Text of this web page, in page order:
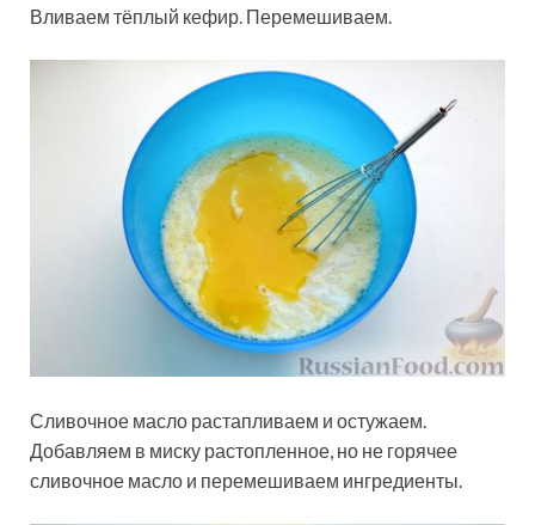
Вливаем тёплый кефир. Перемешиваем.
Сливочное масло растапливаем и остужаем.
Добавляем в миску растопленное, но не горячее
сливочное масло и перемешиваем ингредиенты.